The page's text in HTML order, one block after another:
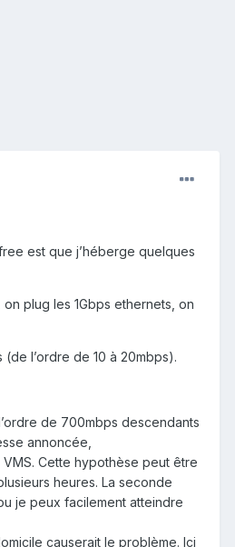
est que j’héberge quelques
plug les 1Gbps ethernets, on
l’ordre de 10 à 20mbps).
de 700mbps descendants
annoncée,
Cette hypothèse peut être
heures. La seconde
je peux facilement atteindre
causerait le problème. Ici